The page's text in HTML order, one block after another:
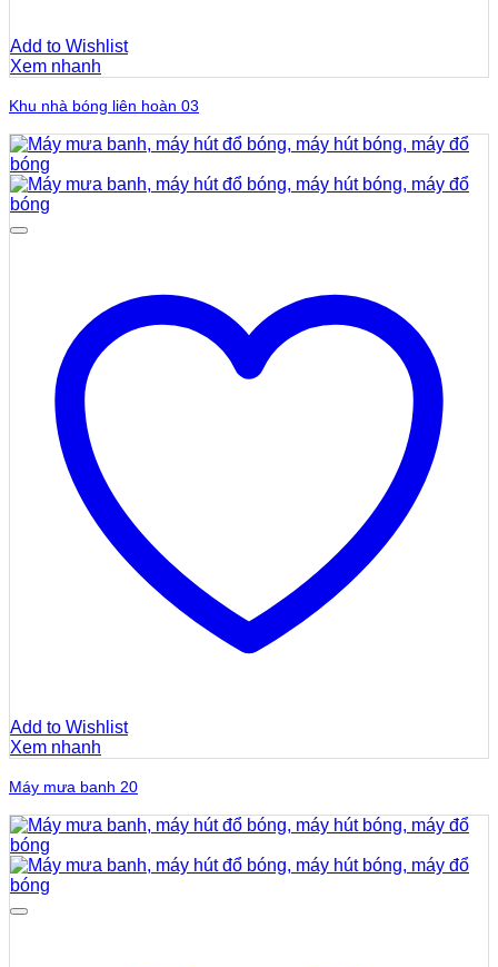
Add to Wishlist
Xem nhanh
Khu nhà bóng liên hoàn 03
Add to Wishlist
Xem nhanh
Máy mưa banh 20